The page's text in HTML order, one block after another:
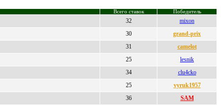
Всего ставок Победитель
32
mixon
30
grand-prix
31
camelot
25
lesnik
34
clu4cko
25
vyruk1957
36
SAM